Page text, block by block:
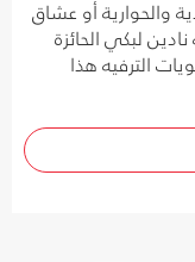
والحوارية أو عشاق
لبكي الحائزة
الترفيه هذا